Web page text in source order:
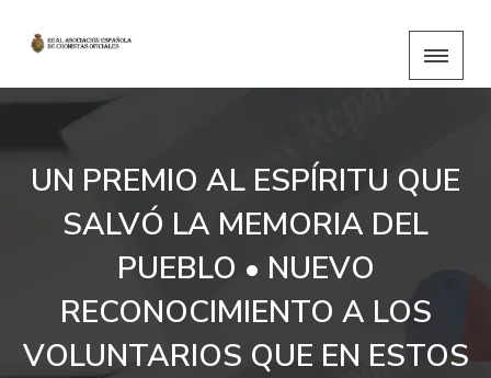
UN PREMIO AL ESPÍRITU QUE
SALVÓ LA MEMORIA DEL
PUEBLO • NUEVO
RECONOCIMIENTO A LOS
VOLUNTARIOS QUE EN ESTOS